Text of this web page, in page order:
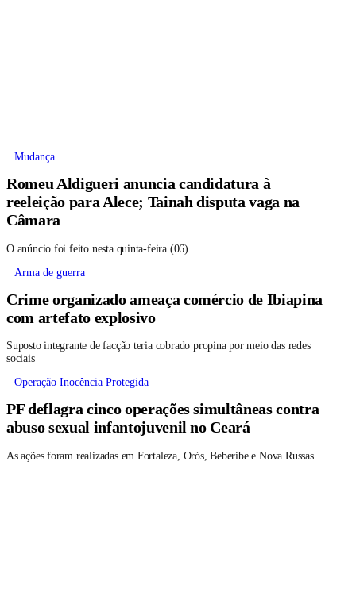
Mudança
Romeu Aldigueri anuncia candidatura à
reeleição para Alece; Tainah disputa vaga na
Câmara
O anúncio foi feito nesta quinta-feira (06)
Arma de guerra
Crime organizado ameaça comércio de Ibiapina
com artefato explosivo
Suposto integrante de facção teria cobrado propina por meio das redes
sociais
Operação Inocência Protegida
PF deflagra cinco operações simultâneas contra
abuso sexual infantojuvenil no Ceará
As ações foram realizadas em Fortaleza, Orós, Beberibe e Nova Russas